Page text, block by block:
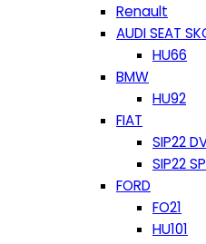
Renault
AUDI SEAT
HU66
BMW
HU92
FIAT
SIP22
SIP22
FORD
FO21
HU101